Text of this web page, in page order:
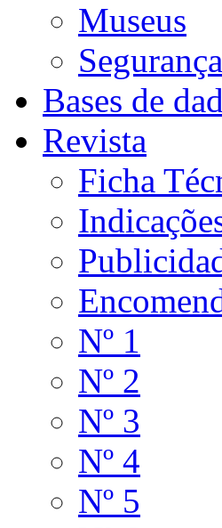
Museus
Segurança
Bases de
Revista
Ficha
Nº 1
Nº 2
Nº 3
Nº 4
Nº 5